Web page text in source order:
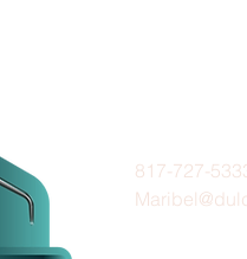
817-727-